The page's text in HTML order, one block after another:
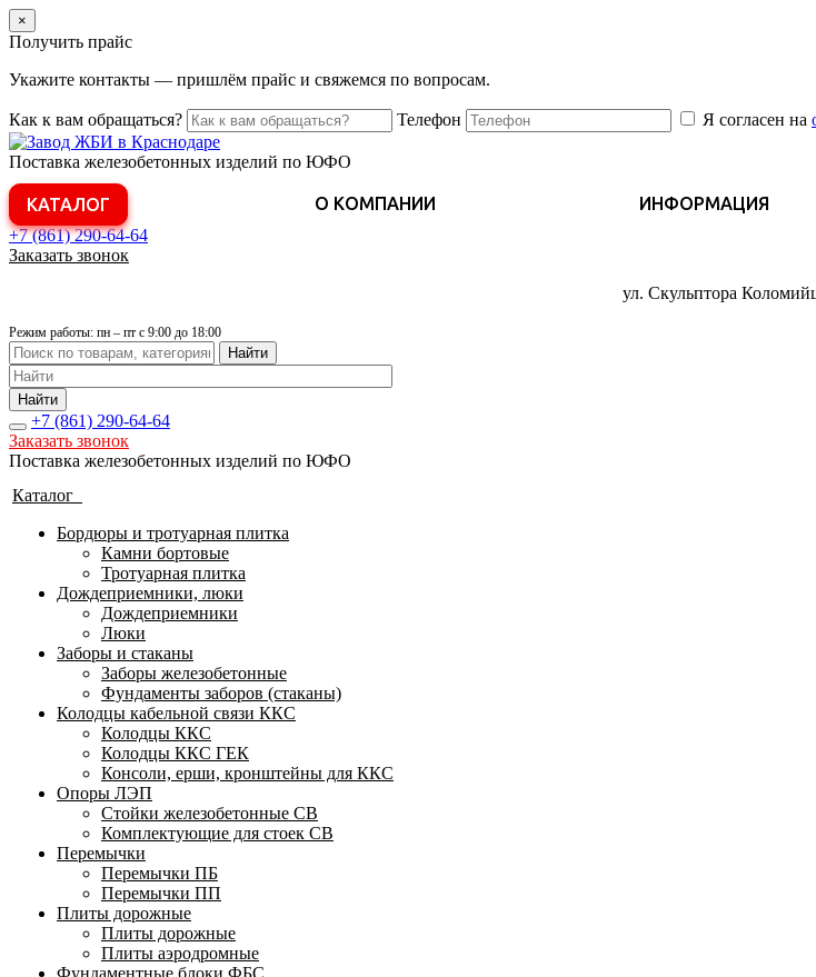
×
Получить прайс
Укажите контакты — пришлём прайс и свяжемся по вопросам.
Как к вам обращаться? Телефон Я согласен на
Поставка железобетонных изделий по ЮФО
КАТАЛОГ О КОМПАНИИ ИНФОРМАЦИЯ
+7 (861)290-64-64
Заказать звонок
ул. Скульптора
Режим работы: пн – пт с 9:00 до 18:00
Найти
Найти
+7 (861) 290-64-64
Заказать звонок
Поставка железобетонных изделий по ЮФО
Каталог
Бордюры и тротуарная плитка
Камни бортовые
Тротуарная плитка
Дождеприемники, люки
Дождеприемники
Люки
Заборы и стаканы
Заборы железобетонные
Фундаменты заборов (стаканы)
Колодцы кабельной связи ККС
Колодцы ККС
Колодцы ККС ГЕК
Консоли, ерши, кронштейны для ККС
Опоры ЛЭП
Стойки железобетонные СВ
Комплектующие для стоек СВ
Перемычки
Перемычки ПБ
Перемычки ПП
Плиты дорожные
Плиты дорожные
Плиты аэродромные
Фундаментные блоки ФБС